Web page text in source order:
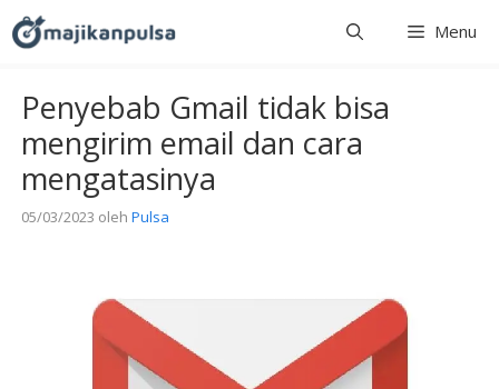
Langsung
ke
Menu
Penyebab Gmail tidak bisa
mengirim email dan cara
mengatasinya
05/03/2023 oleh Pulsa